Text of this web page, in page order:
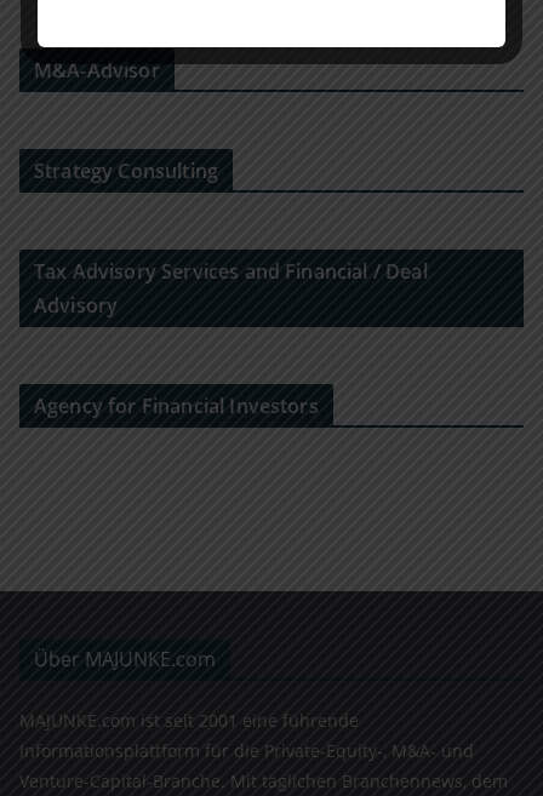
M&A-Advisor
Strategy Consulting
Tax Advisory Services and Financial / Deal
Advisory
Agency for Financial Investors
Über MAJUNKE.com
MAJUNKE.com ist seit 2001 eine führende
Informationsplattform für die Private-Equity-, M&A- und
Venture-Capital-Branche. Mit täglichen Branchennews, dem